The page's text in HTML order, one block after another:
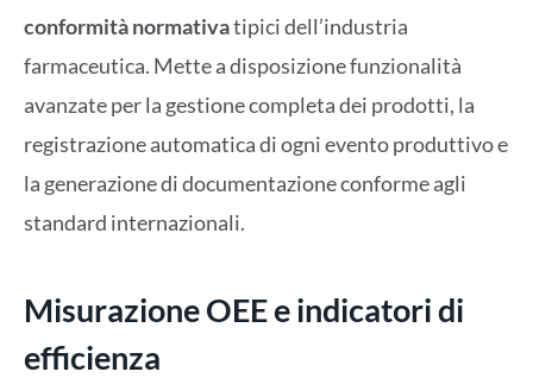
conformità normativatipici dell’industria
farmaceutica. Mette a disposizione funzionalità
avanzate per la gestione completa dei prodotti, la
registrazione automatica di ogni evento produttivo e
la generazione di documentazione conforme agli
standard internazionali.
Misurazione OEE e indicatori di
efficienza